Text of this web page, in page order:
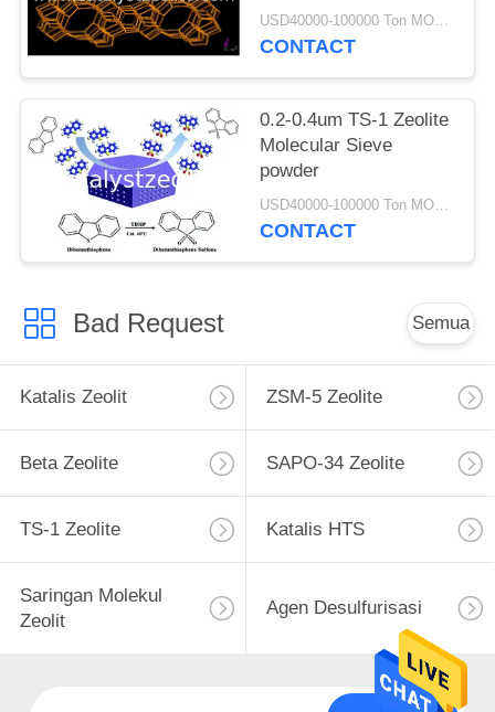
USD40000-100000 Ton MOQ:1 KG
CONTACT
0.2-0.4um TS-1 Zeolite
Molecular Sieve
powder
USD40000-100000 Ton MOQ:1 KG
CONTACT
Bad Request Semua
Katalis Zeolit ZSM-5 Zeolite
Beta Zeolite SAPO-34 Zeolite
TS-1 Zeolite Katalis HTS
Saringan Molekul
Zeolit
Agen Desulfurisasi